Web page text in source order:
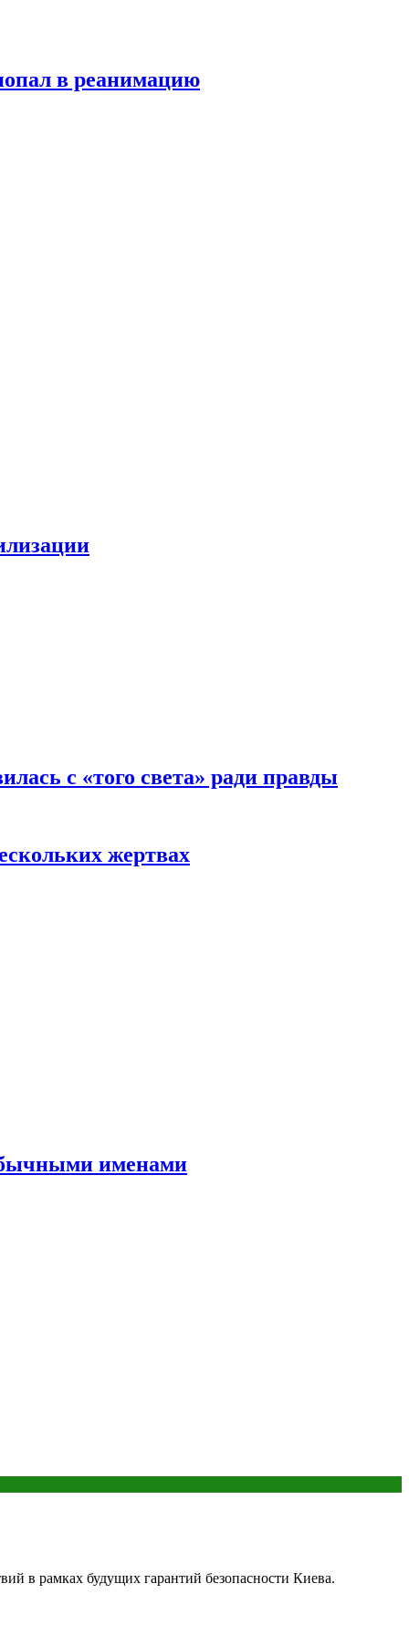
в реанимацию
с «того света» ради правды
жертвах
именами
в рамках будущих гарантий безопасности Киева.